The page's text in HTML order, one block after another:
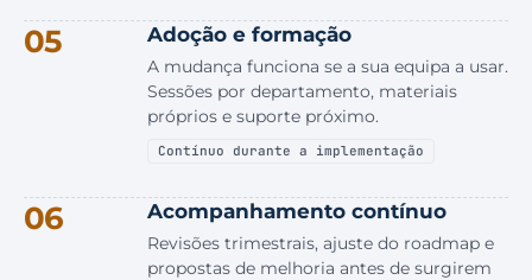
05 Adoção e formação
A mudança funciona se a sua equipa a usar.
Sessões por departamento, materiais
próprios e suporte próximo.
Contínuo durante a implementação
06 Acompanhamento contínuo
Revisões trimestrais, ajuste do roadmap e
propostas de melhoria antes de surgirem